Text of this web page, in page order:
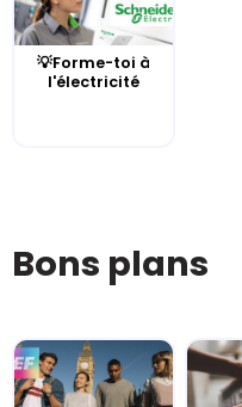
💡Forme-toi à
l'électricité
Bons plans